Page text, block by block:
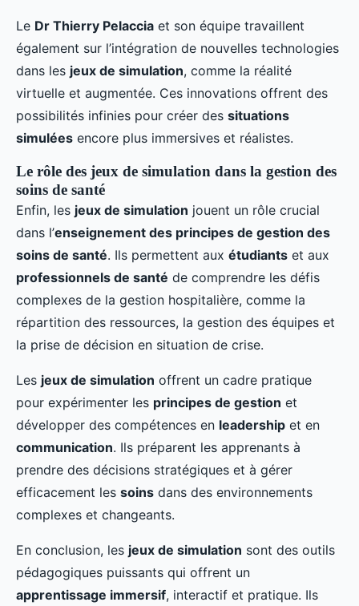
Le Dr Thierry Pelaccia et son équipe travaillent
également sur l’intégration de nouvelles technologies
dans les jeux de simulation, comme la réalité
virtuelle et augmentée. Ces innovations offrent des
possibilités infinies pour créer des situations
simulées encore plus immersives et réalistes.
Le rôle des jeux de simulation dans la gestion des
soins de santé
Enfin, les jeux de simulation jouent un rôle crucial
dans l’enseignement des principes de gestion des
soins de santé. Ils permettent aux étudiants et aux
professionnels de santé de comprendre les défis
complexes de la gestion hospitalière, comme la
répartition des ressources, la gestion des équipes et
la prise de décision en situation de crise.
Les jeux de simulation offrent un cadre pratique
pour expérimenter les principes de gestion et
développer des compétences en leadership et en
communication. Ils préparent les apprenants à
prendre des décisions stratégiques et à gérer
efficacement les soins dans des environnements
complexes et changeants.
En conclusion, les jeux de simulation sont des outils
pédagogiques puissants qui offrent un
apprentissage immersif, interactif et pratique. Ils